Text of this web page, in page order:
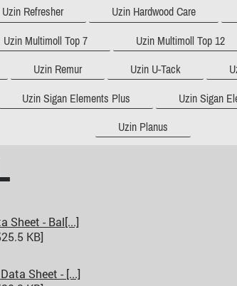
Uzin Refresher Uzin Hardwood Care
Uzin Multimoll Top 7 Uzin Multimoll Top 12
Uzin Remur Uzin U-Tack
Uzin Sigan Elements Plus Uzin Sigan
Uzin Planus
Sheet - Bal[...]
KB]
Sheet - [...]